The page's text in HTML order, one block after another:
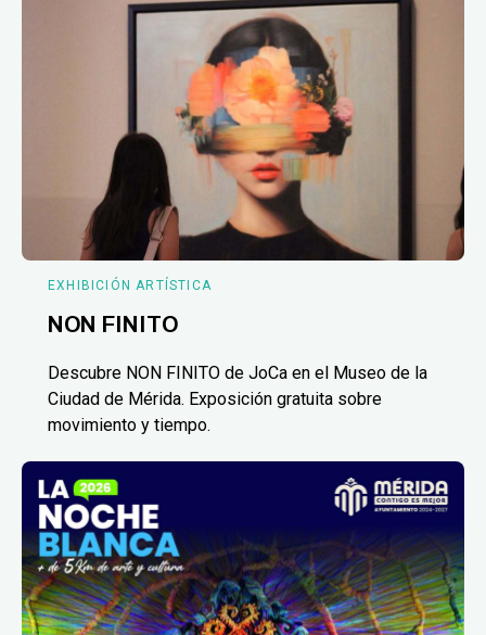
EXHIBICIÓN ARTÍSTICA
NON FINITO
Descubre NON FINITO de JoCa en el Museo de la
Ciudad de Mérida. Exposición gratuita sobre
movimiento y tiempo.